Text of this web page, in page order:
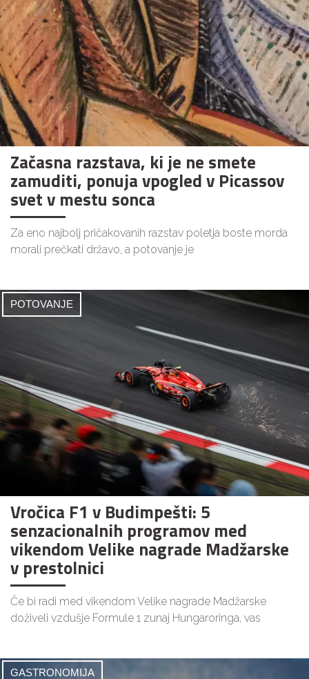
Začasna razstava, ki je ne smete
zamuditi, ponuja vpogled v Picassov
svet v mestu sonca
Za eno najbolj pričakovanih razstav poletja boste morda
morali prečkati državo, a potovanje je
POTOVANJE
Vročica F1 v Budimpešti: 5
senzacionalnih programov med
vikendom Velike nagrade Madžarske
v prestolnici
Če bi radi med vikendom Velike nagrade Madžarske
doživeli vzdušje Formule 1 zunaj Hungaroringa, vas
GASTRONOMIJA